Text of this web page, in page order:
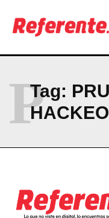
Más escuelas
a clases
Company
ABOUT
PRIVACY
Tag:
P